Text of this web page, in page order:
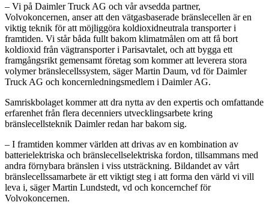
– Vi på Daimler Truck AG och vår avsedda partner,
Volvokoncernen, anser att den vätgasbaserade bränslecellen är en
viktig teknik för att möjliggöra koldioxidneutrala transporter i
framtiden. Vi står båda fullt bakom klimatmålen om att få bort
koldioxid från vägtransporter i Parisavtalet, och att bygga ett
framgångsrikt gemensamt företag som kommer att leverera stora
volymer bränslecellssystem, säger Martin Daum, vd för Daimler
Truck AG och koncernledningsmedlem i Daimler AG.
Samriskbolaget kommer att dra nytta av den expertis och omfattande
erfarenhet från flera decenniers utvecklingsarbete kring
bränslecellsteknik Daimler redan har bakom sig.
– I framtiden kommer världen att drivas av en kombination av
batterielektriska och bränslecellselektriska fordon, tillsammans med
andra förnybara bränslen i viss utsträckning. Bildandet av vårt
bränslecellssamarbete är ett viktigt steg i att forma den värld vi vill
leva i, säger Martin Lundstedt, vd och koncernchef för
Volvokoncernen.